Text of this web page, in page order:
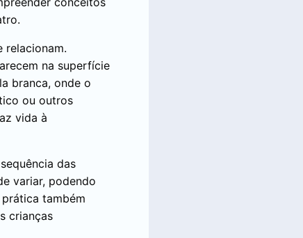
relacionam.
na superfície
branca, onde o
ou outros
vida à
das
variar, podendo
também
crianças